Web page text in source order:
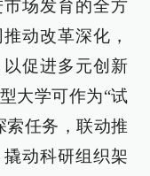
场发育的全方
动改革深化，
促进多元创新
大学可作为“试
索任务，联动推
动科研组织架